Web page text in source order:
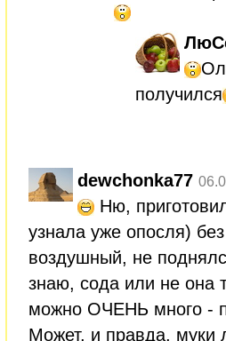
получился
dewchonka77
Ню,
узнала уже опосля)
воздушный, не
знаю, сода или не она
можно ОЧЕНЬ много -
Может, и правда, муки